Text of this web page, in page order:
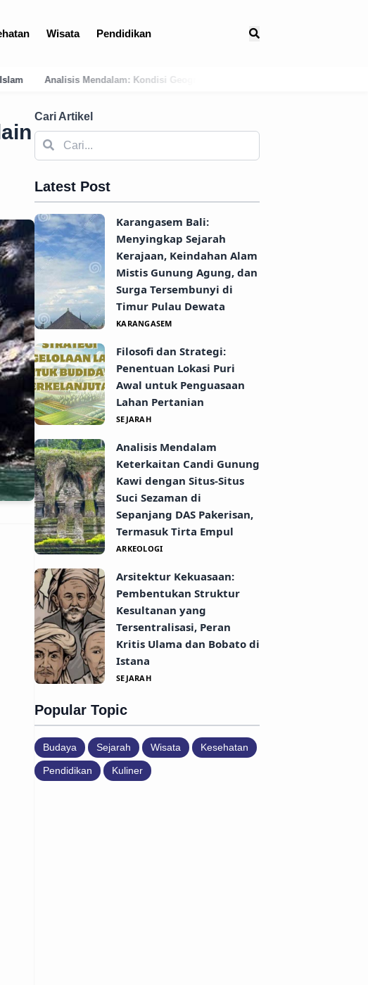
Wisata Pendidikan
Geografis Bali Barat Daya Sebagai Faktor Utama Kemunculan Pusat
Cari Artikel
Latest Post
Karangasem Bali:
Menyingkap Sejarah
Kerajaan, Keindahan Alam
Mistis Gunung Agung, dan
Surga Tersembunyi di
Timur Pulau Dewata
KARANGASEM
Filosofi dan Strategi:
Penentuan Lokasi Puri
Awal untuk Penguasaan
Lahan Pertanian
SEJARAH
Analisis Mendalam
Keterkaitan Candi Gunung
Kawi dengan Situs-Situs
Suci Sezaman di
Sepanjang DAS Pakerisan,
Termasuk Tirta Empul
ARKEOLOGI
Arsitektur Kekuasaan:
Pembentukan Struktur
Kesultanan yang
Tersentralisasi, Peran
Kritis Ulama dan Bobato di
Istana
SEJARAH
Popular Topic
Budaya Sejarah Wisata Kesehatan
Pendidikan Kuliner